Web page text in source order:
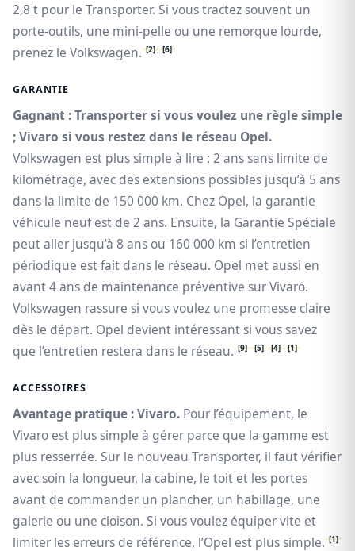
2,8 t pour le Transporter. Si vous tractez souvent un
porte-outils, une mini-pelle ou une remorque lourde,
prenez le Volkswagen. [2] [6]
GARANTIE
Gagnant : Transporter si vous voulez une règle simple
; Vivaro si vous restez dans le réseau Opel.
Volkswagen est plus simple à lire : 2 ans sans limite de
kilométrage, avec des extensions possibles jusqu’à 5 ans
dans la limite de 150 000 km. Chez Opel, la garantie
véhicule neuf est de 2 ans. Ensuite, la Garantie Spéciale
peut aller jusqu’à 8 ans ou 160 000 km si l’entretien
périodique est fait dans le réseau. Opel met aussi en
avant 4 ans de maintenance préventive sur Vivaro.
Volkswagen rassure si vous voulez une promesse claire
dès le départ. Opel devient intéressant si vous savez
que l’entretien restera dans le réseau. [9] [5] [4] [1]
ACCESSOIRES
Avantage pratique : Vivaro. Pour l’équipement, le
Vivaro est plus simple à gérer parce que la gamme est
plus resserrée. Sur le nouveau Transporter, il faut vérifier
avec soin la longueur, la cabine, le toit et les portes
avant de commander un plancher, un habillage, une
galerie ou une cloison. Si vous voulez équiper vite et
limiter les erreurs de référence, l’Opel est plus simple. [1]